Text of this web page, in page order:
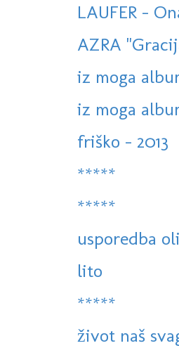
LAUFER -
AZRA
iz moga
iz moga
friško - 2013
*****
*****
usporedba
lito
*****
život naš